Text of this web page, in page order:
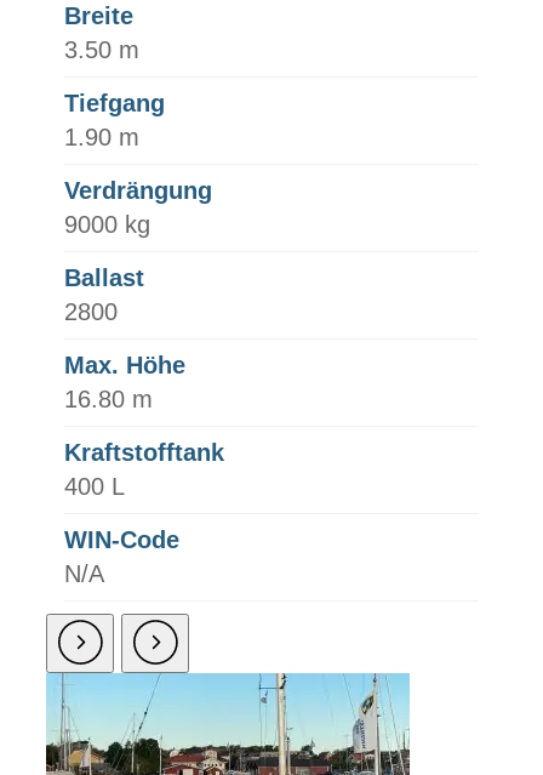
Breite
3.50 m
Tiefgang
1.90 m
Verdrängung
9000 kg
Ballast
2800
Max. Höhe
16.80 m
Kraftstofftank
400 L
WIN-Code
N/A